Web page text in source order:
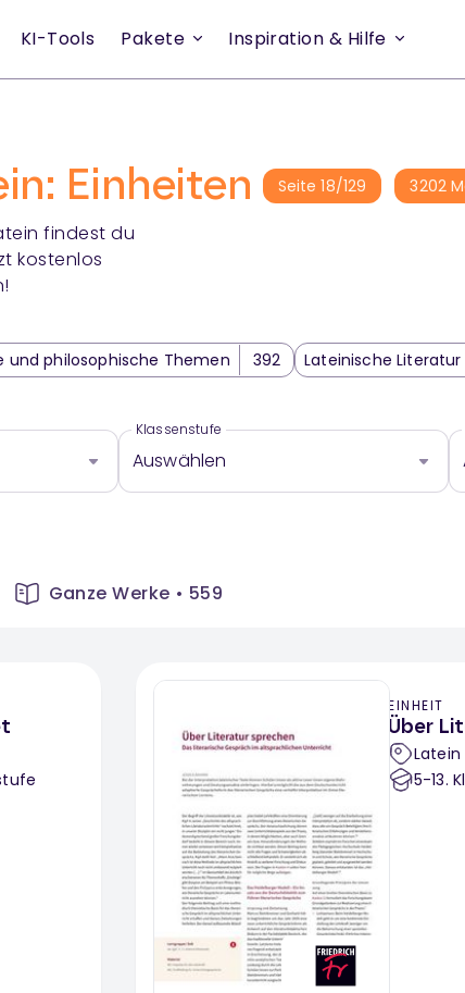
KI-Tools Pakete Inspiration & Hilfe
Einheiten Seite18/129 3202
findest du
kostenlos
und philosophische Themen 392 Lateinische Literatur
Klassenstufe
Auswählen
Ganze Werke • 559
EINHEIT
Über
Latein
5-13.